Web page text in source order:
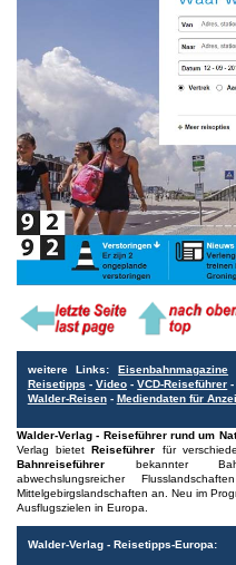
weitere Links: Eisenbahnmagazine
Reisetipps - Video -VCD-Reiseführer -
Walder-Reisen- Mediendaten für
Walder-Verlag - Reiseführer rund um
Verlag bietet
Reiseführer für
Bahnreiseführerbekannter
abwechslungsreicher
Mittelgebirgslandschaften an. Neu im
Ausflugszielen in Europa.
Walder-Verlag - Reisetipps-Europa: